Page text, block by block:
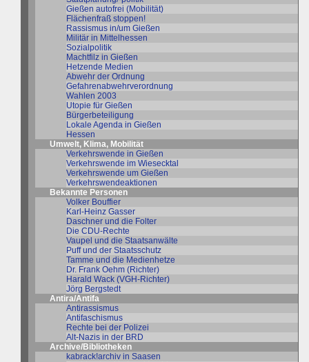
Gießen autofrei (Mobilität)
Flächenfraß stoppen!
Rassismus in/um Gießen
Militär in Mittelhessen
Sozialpolitik
Machtfilz in Gießen
Hetzende Medien
Abwehr der Ordnung
Gefahrenabwehrverordnung
Wahlen 2003
Utopie für Gießen
Bürgerbeteiligung
Lokale Agenda in Gießen
Hessen
Umwelt, Klima, Mobilität
Verkehrswende in Gießen
Verkehrswende im Wiesecktal
Verkehrswende um Gießen
Verkehrswendeaktionen
Bekannte Personen
Volker Bouffier
Karl-Heinz Gasser
Daschner und die Folter
Die CDU-Rechte
Vaupel und die Staatsanwälte
Puff und der Staatsschutz
Tamme und die Medienhetze
Dr. Frank Oehm (Richter)
Harald Wack (VGH-Richter)
Jörg Bergstedt
Antira/Antifa
Antirassismus
Antifaschismus
Rechte bei der Polizei
Alt-Nazis in der BRD
Archive/Bibliotheken
kabrack!archiv in Saasen